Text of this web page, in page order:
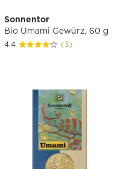
Sonnentor
Bio Umami Gewürz, 60 g
4.4 (3)